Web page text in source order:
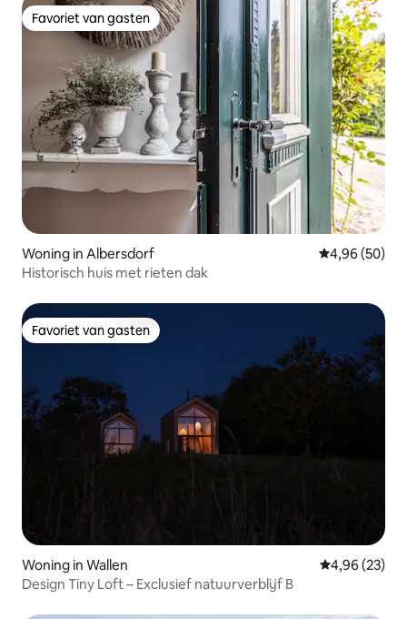
Favoriet van gasten
Favoriet van gasten
Woning in Albersdorf Gemiddelde
4,96 (50)
Historisch huis met rieten dak
Favoriet van gasten
Favoriet van gasten
Woning in Wallen Gemiddelde
4,96 (23)
Design Tiny Loft – Exclusief natuurverblijf B